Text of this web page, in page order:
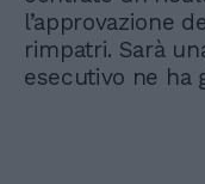
l’approvazione
rimpatri. Sarà
esecutivo ne ha